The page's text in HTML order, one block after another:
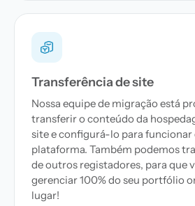
Transferência de site
Nossa equipe de migração está
transferir o conteúdo da
site e configurá-lo para funcionar
plataforma. Também podemos
de outros registadores, para que
gerenciar 100% do seu portfólio
lugar!